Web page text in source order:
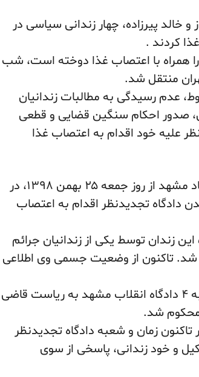
پیرزاده، چهار زندانی سیاسی در
که از ۱۹ بهمن لبان خود را همراه با اعتصاب غذا دوخته است، شب
منتقل شد.
عدم رسیدگی به مطالبات زندانیان
صدور احکام سنگین قضایی و قطعی
علیه خود اقدام به اعتصاب غذا
– حبیب پیرمحمدی، زندانی محبوس در زندان وکیل آباد مشهد از روز جمعه ۲۵ بهمن ۱۳۹۸، در
تجدیدنظر اقدام به اعتصاب
وی روز یکشنبه ۲۷ بهمن ۱۳۹۸، در پی انتقال به بند ۵ این زندان توسط یکی از زندانیان جرائم
تاکنون از وضعیت جسمی وی اطلاعی
حبیب پیرمحمدی در تاریخ ۵ اسفند ۱۳۹۷، توسط شعبه ۴ دادگاه انقلاب مشهد به ریاست قاضی
تجدید نظر تاکنون زمان و شعبه دادگاه تجدیدنظر
و خود زندانی، پاسخی از سوی